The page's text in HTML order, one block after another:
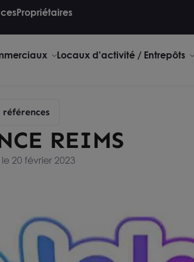
Propriétaires
Locaux d'activité / Entrepôts
REIMS
20 février 2023